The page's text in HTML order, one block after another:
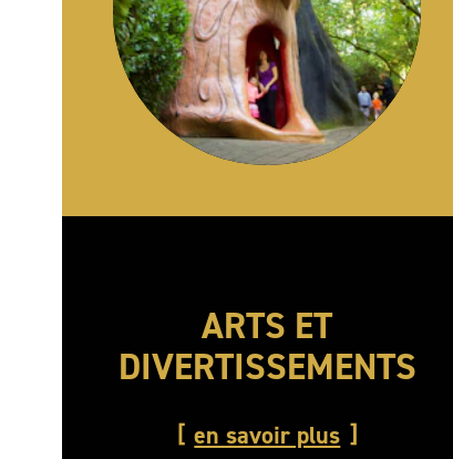
ARTS ET
DIVERTISSEMENTS
en savoir plus